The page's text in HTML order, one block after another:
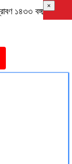
১৪৩৩ বঙ্গাব্দ
×